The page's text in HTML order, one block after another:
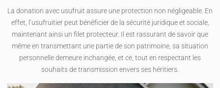
La donation avec usufruit assure une protection non négligeable. En
effet, l’usufruitier peut bénéficier de la sécurité juridique et sociale,
maintenant ainsi un filet protecteur. Il est rassurant de savoir que
même en transmettant une partie de son patrimoine, sa situation
personnelle demeure inchangée, et ce, tout en respectant les
souhaits de transmission envers ses héritiers.